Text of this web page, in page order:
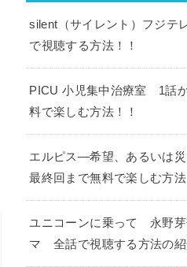
silent（サイレント）フジテ
で視聴する方法！！
PICU 小児集中治療室 1話
料で楽しむ方法！！
エルピス―希望、あるいは
最終回まで無料で楽しむ方法
ユニコーンに乗って 永野芽
マ 全話で視聴する方法の紹